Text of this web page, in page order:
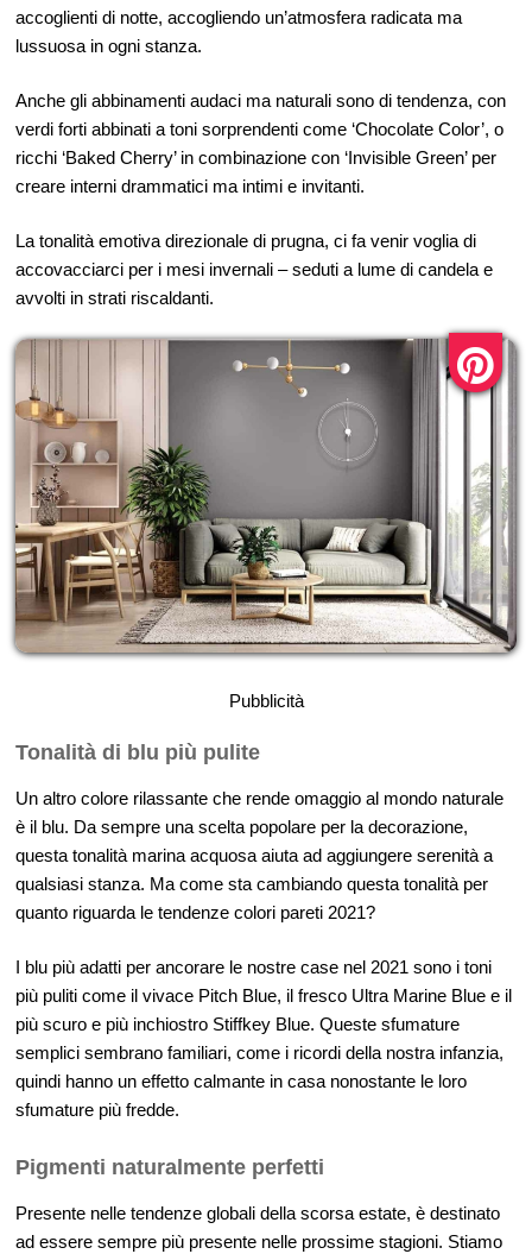
accoglienti di notte, accogliendo un’atmosfera radicata ma
lussuosa in ogni stanza.
Anche gli abbinamenti audaci ma naturali sono di tendenza, con
verdi forti abbinati a toni sorprendenti come ‘Chocolate Color’, o
ricchi ‘Baked Cherry’ in combinazione con ‘Invisible Green’ per
creare interni drammatici ma intimi e invitanti.
La tonalità emotiva direzionale di prugna, ci fa venir voglia di
accovacciarci per i mesi invernali – seduti a lume di candela e
avvolti in strati riscaldanti.
Pubblicità
Tonalità di blu più pulite
Un altro colore rilassante che rende omaggio al mondo naturale
è il blu. Da sempre una scelta popolare per la decorazione,
questa tonalità marina acquosa aiuta ad aggiungere serenità a
qualsiasi stanza. Ma come sta cambiando questa tonalità per
quanto riguarda le tendenze colori pareti 2021?
I blu più adatti per ancorare le nostre case nel 2021 sono i toni
più puliti come il vivace Pitch Blue, il fresco Ultra Marine Blue e il
più scuro e più inchiostro Stiffkey Blue. Queste sfumature
semplici sembrano familiari, come i ricordi della nostra infanzia,
quindi hanno un effetto calmante in casa nonostante le loro
sfumature più fredde.
Pigmenti naturalmente perfetti
Presente nelle tendenze globali della scorsa estate, è destinato
ad essere sempre più presente nelle prossime stagioni. Stiamo